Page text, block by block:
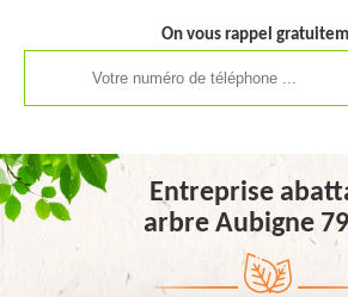
On vous rappel
Entreprise
arbre Aubigne